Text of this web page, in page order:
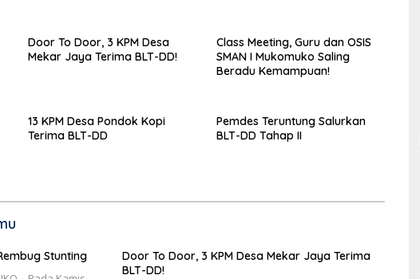
Door To Door, 3 KPM Desa
Mekar Jaya Terima BLT-DD!
Class Meeting, Guru dan OSIS
SMAN I Mukomuko Saling
Beradu Kemampuan!
13 KPM Desa Pondok Kopi
Terima BLT-DD
Pemdes Teruntung Salurkan
BLT-DD Tahap II
Stunting
Door To Door, 3 KPM Desa Mekar Jaya Terima
BLT-DD!